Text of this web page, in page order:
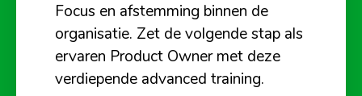
Focus en afstemming binnen de
organisatie. Zet de volgende stap als
ervaren Product Owner met deze
verdiepende advanced training.